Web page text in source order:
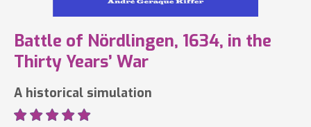
Battle of Nördlingen, 1634, in the
Thirty Years’ War
A historical simulation